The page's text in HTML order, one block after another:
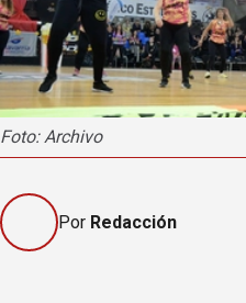
Foto: Archivo
Por Redacción